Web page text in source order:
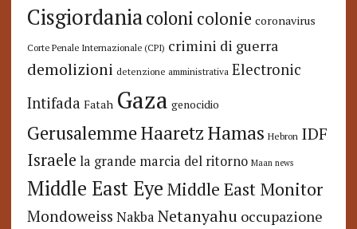
Cisgiordaniacoloni colonie coronavirus
Corte Penale Internazionale (CPI) crimini di guerra
demolizioni detenzione amministrativa Electronic
Intifada Fatah Gaza genocidio
GerusalemmeHaaretzHamas Hebron IDF
Israele la grande marcia del ritorno Maan news
Middle East Eye Middle East Monitor
Mondoweiss Nakba Netanyahu occupazione